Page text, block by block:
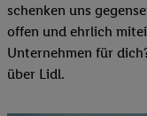
schenken uns
offen und ehrlich
Unternehmen für
über Lidl.